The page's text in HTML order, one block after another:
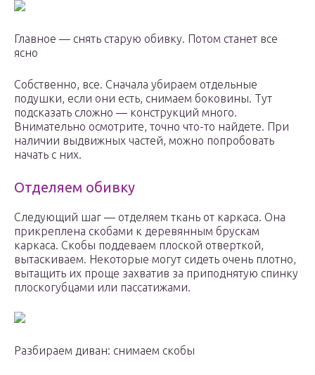
Главное — снять старую обивку. Потом станет все
ясно
Собственно, все. Сначала убираем отдельные
подушки, если они есть, снимаем боковины. Тут
подсказать сложно — конструкций много.
Внимательно осмотрите, точно что-то найдете. При
наличии выдвижных частей, можно попробовать
начать с них.
Отделяем обивку
Следующий шаг — отделяем ткань от каркаса. Она
прикреплена скобами к деревянным брускам
каркаса. Скобы поддеваем плоской отверткой,
вытаскиваем. Некоторые могут сидеть очень плотно,
вытащить их проще захватив за приподнятую спинку
плоскогубцами или пассатижами.
Разбираем диван: снимаем скобы